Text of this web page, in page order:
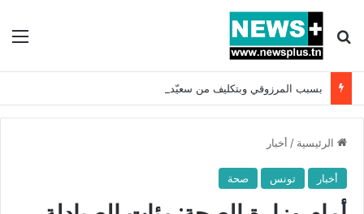
بحث عن
الرئيسية / أخبار
أخبار تونس صحة